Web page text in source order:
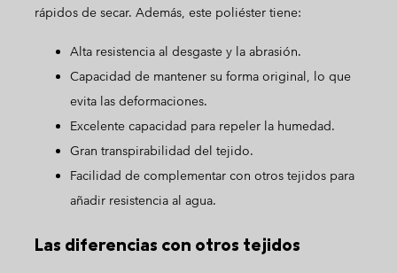
rápidos de secar. Además, este poliéster tiene:
Alta resistencia al desgaste y la abrasión.
Capacidad de mantener su forma original, lo que
evita las deformaciones.
Excelente capacidad para repeler la humedad.
Gran transpirabilidad del tejido.
Facilidad de complementar con otros tejidos para
añadir resistencia al agua.
Las diferencias con otros tejidos